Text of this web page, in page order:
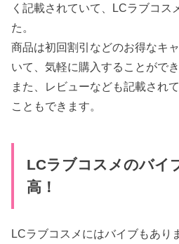
く記載されていて、LCラブコス
た。
商品は初回割引などのお得なキ
いて、気軽に購入することができ
また、レビューなども記載され
こともできます。
LCラブコスメのバイ
高！
LCラブコスメにはバイブもあり